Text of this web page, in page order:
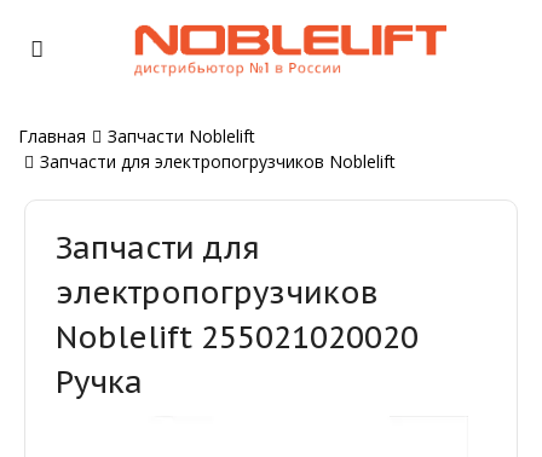
Главная
Запчасти Noblelift
Запчасти для электропогрузчиков Noblelift
Запчасти для
электропогрузчиков
Noblelift 255021020020
Ручка